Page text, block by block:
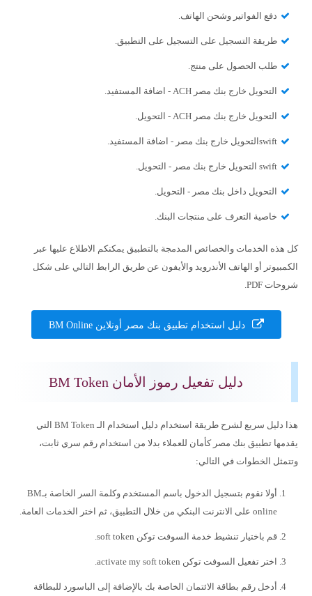
دفع الفواتير وشحن الهاتف.
طريقة التسجيل على التسجيل على التطبيق.
طلب الحصول على منتج.
التحويل خارج بنك مصر ACH - اضافة المستفيد.
التحويل خارج بنك مصر ACH - التحويل.
swiftالتحويل خارج بنك مصر - اضافة المستفيد.
swift التحويل خارج بنك مصر - التحويل.
التحويل داخل بنك مصر - التحويل.
خاصية التعرف على منتجات البنك.
كل هذه الخدمات والخصائص المدمجة بالتطبيق يمكنكم الاطلاع عليها عبر
الكمبيوتر أو الهاتف الأندرويد والأيفون عن طريق الرابط التالي على شكل
شروحات PDF.
دليل استخدام تطبيق بنك مصر أونلاين BM Online
دليل تفعيل رموز الأمان BM Token
هذا دليل سريع لشرح طريقة استخدام دليل استخدام الـ BM Token التي
يقدمها تطبيق بنك مصر كأمان للعملاء بدلا من استخدام رقم سري ثابت،
وتتمثل الخطوات في التالي:
أولا نقوم بتسجيل الدخول باسم المستخدم وكلمة السر الخاصة بـBM
online على الانترنت البنكي من خلال التطبيق، ثم اختر الخدمات العامة.
قم باختيار تنشيط خدمة السوفت توكن soft token.
اختر تفعيل السوفت توكن activate my soft token.
أدخل رقم بطاقة الائتمان الخاصة بك بالإضافة إلى الباسورد للبطاقة